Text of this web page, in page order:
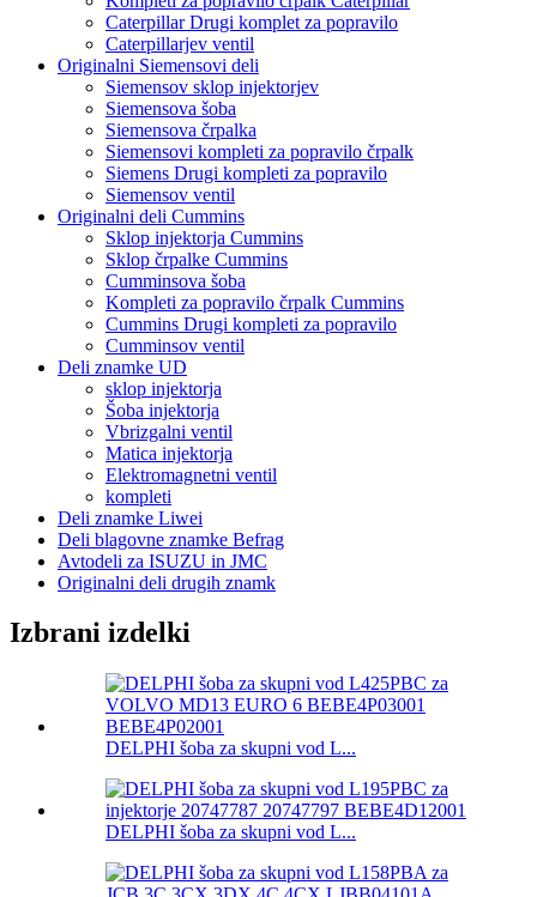
Caterpillar Drugi komplet za popravilo
Caterpillarjev ventil
Originalni Siemensovi deli
Siemensov sklop injektorjev
Siemensova šoba
Siemensova črpalka
Siemensovi kompleti za popravilo črpalk
Siemens Drugi kompleti za popravilo
Siemensov ventil
Originalni deli Cummins
Sklop injektorja Cummins
Sklop črpalke Cummins
Cumminsova šoba
Kompleti za popravilo črpalk Cummins
Cummins Drugi kompleti za popravilo
Cumminsov ventil
Deli znamke UD
sklop injektorja
Šoba injektorja
Vbrizgalni ventil
Matica injektorja
Elektromagnetni ventil
kompleti
Deli znamke Liwei
Deli blagovne znamke Befrag
Avtodeli za ISUZU in JMC
Originalni deli drugih znamk
Izbrani izdelki
DELPHI šoba za skupni vod L...
DELPHI šoba za skupni vod L...